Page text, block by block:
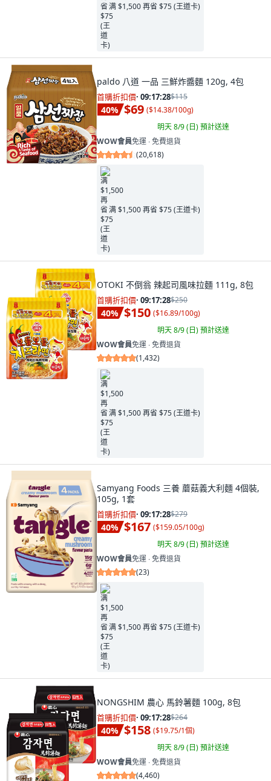
满 $1,500 再省 $75 (王道卡)
paldo 八道 一品 三鮮炸醬麵 120g, 4包
首購折扣價· 09:17:26$115
40% $69 ($14.38/100g)
明天 8/9 (日)預計送達
WOW會員免運 ∙ 免費退貨
(20,618)
满 $1,500 再省 $75 (王道卡)
OTOKI 不倒翁 辣起司風味拉麵 111g, 8包
首購折扣價· 09:17:26$250
40% $150 ($16.89/100g)
明天 8/9 (日)預計送達
WOW會員免運 ∙ 免費退貨
(1,432)
满 $1,500 再省 $75 (王道卡)
Samyang Foods 三養 蘑菇義大利麵 4個裝,
105g, 1套
首購折扣價· 09:17:26$279
40% $167 ($159.05/100g)
明天 8/9 (日)預計送達
WOW會員免運 ∙ 免費退貨
(23)
满 $1,500 再省 $75 (王道卡)
NONGSHIM 農心 馬鈴薯麵 100g, 8包
首購折扣價· 09:17:26$264
40% $158 ($19.75/1個)
明天 8/9 (日)預計送達
WOW會員免運 ∙ 免費退貨
(4,460)